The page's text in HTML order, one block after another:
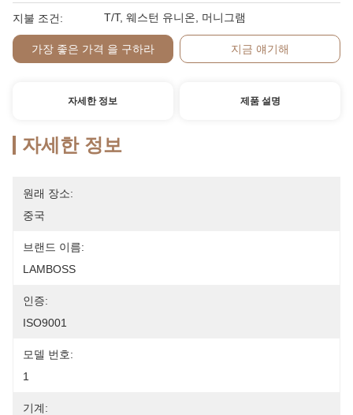
지불 조건: T/T, 웨스턴 유니온, 머니그램
가장 좋은 가격 을 구하라 지금 얘기해
자세한 정보 제품 설명
자세한 정보
원래 장소:
중국
브랜드 이름:
LAMBOSS
인증:
ISO9001
모델 번호:
1
기계: